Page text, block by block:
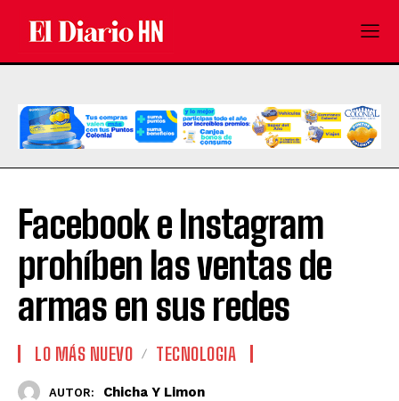
Facebook e Instagram
prohíben las ventas de
armas en sus redes
LO MÁS NUEVO TECNOLOGIA
AUTOR: Chicha Y Limon